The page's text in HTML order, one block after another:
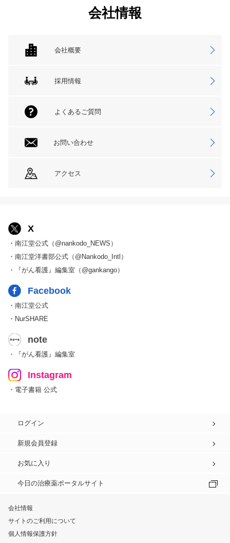
会社情報
会社概要
採用情報
よくあるご質問
お問い合わせ
アクセス
X
・南江堂公式（@nankodo_NEWS）
・南江堂洋書部公式（@Nankodo_Intl）
・『がん看護』編集室（@gankango）
Facebook
・南江堂公式
・NurSHARE
note
・『がん看護』編集室
Instagram
・電子書籍 公式
ログイン
新規会員登録
お気に入り
今日の治療薬ポータルサイト
会社情報
サイトのご利用について
個人情報保護方針